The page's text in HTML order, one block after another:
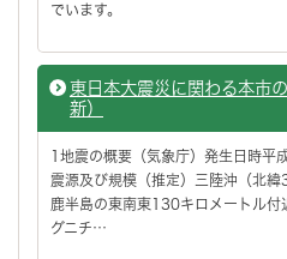
でいます。
東日本大震災に関わる本市
新）
1地震の概要（気象庁）発生日時
震源及び規模（推定）三陸沖（北
鹿半島の東南東130キロメートル
グニチ…